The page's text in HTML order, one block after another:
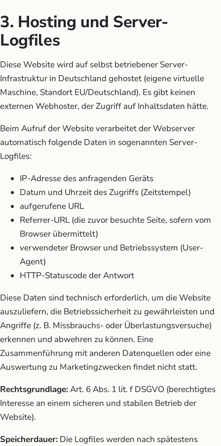
3. Hosting und Server-
Logfiles
Diese Website wird auf selbst betriebener Server-
Infrastruktur in Deutschland gehostet (eigene virtuelle
Maschine, Standort EU/Deutschland). Es gibt keinen
externen Webhoster, der Zugriff auf Inhaltsdaten hätte.
Beim Aufruf der Website verarbeitet der Webserver
automatisch folgende Daten in sogenannten Server-
Logfiles:
IP-Adresse des anfragenden Geräts
Datum und Uhrzeit des Zugriffs (Zeitstempel)
aufgerufene URL
Referrer-URL (die zuvor besuchte Seite, sofern vom
Browser übermittelt)
verwendeter Browser und Betriebssystem (User-
Agent)
HTTP-Statuscode der Antwort
Diese Daten sind technisch erforderlich, um die Website
auszuliefern, die Betriebssicherheit zu gewährleisten und
Angriffe (z. B. Missbrauchs- oder Überlastungsversuche)
erkennen und abwehren zu können. Eine
Zusammenführung mit anderen Datenquellen oder eine
Auswertung zu Marketingzwecken findet nicht statt.
Rechtsgrundlage:Art. 6 Abs. 1 lit. f DSGVO (berechtigtes
Interesse an einem sicheren und stabilen Betrieb der
Website).
Speicherdauer: Die Logfiles werden nach spätestens